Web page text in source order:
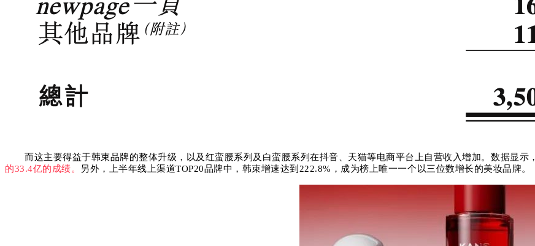
而这主要得益于韩束品牌的整体升级，以及红蛮腰系列及白蛮腰系列在抖音、天猫等电商平台上自营收入增加。数据显示，
的33.4亿的成绩。
另外，上半年线上渠道TOP20品牌中，韩束增速达到222.8%，成为榜上唯一一个以三位数增长的美妆品牌。